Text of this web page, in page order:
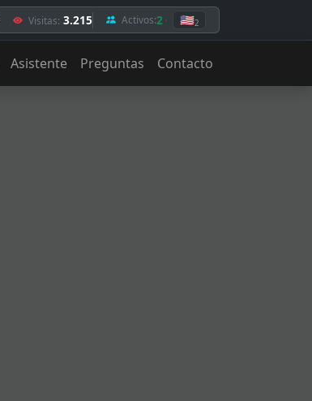
Visitas: 3.215 Activos:2 🇺🇸2
Asistente Preguntas Contacto